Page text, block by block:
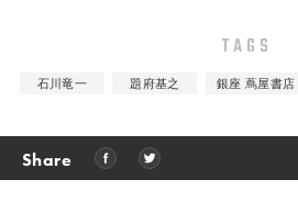
TAGS
石川竜一 題府基之 銀座 蔦屋書店
Share